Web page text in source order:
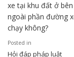
xe tại khu đất ở bên
ngoài phần đường
chạy không?
Posted in
Hỏi đáp pháp luật